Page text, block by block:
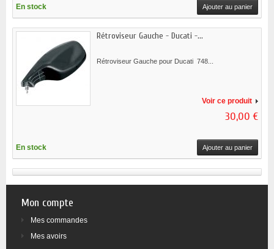
En stock Ajouter au panier
Rétroviseur Gauche - Ducati -...
Rétroviseur Gauche pour Ducati 748...
Voir ce produit
30,00 €
En stock Ajouter au panier
Mon compte
Mes commandes
Mes avoirs